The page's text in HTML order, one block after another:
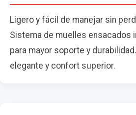
Ligero y fácil de manejar sin
Sistema de muelles ensacados
para mayor soporte y
elegante y confort superior.